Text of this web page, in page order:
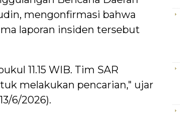
mengonfirmasi bahwa
laporan insiden tersebut
11.15 WIB. Tim SAR
melakukan pencarian," ujar
6/2026).